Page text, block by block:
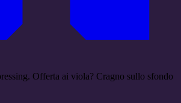
Offerta ai viola? Cragno sullo sfondo